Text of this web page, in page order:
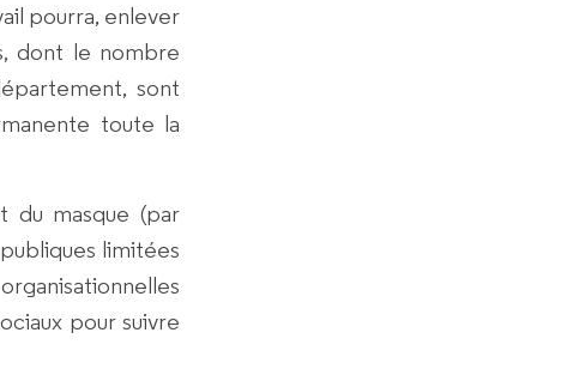
pourra, enlever
dont le nombre
sont
toute la
du masque (par
limitées
pour suivre